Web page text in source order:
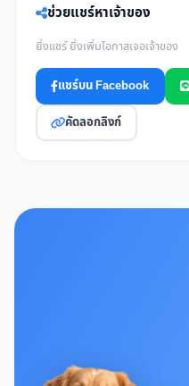
ช่วยแชร์หาเจ้าของ
ยิ่งแชร์ ยิ่งเพิ่มโอกาสเจอเจ้าของ
แชร์บน Facebook
คัดลอกลิงก์